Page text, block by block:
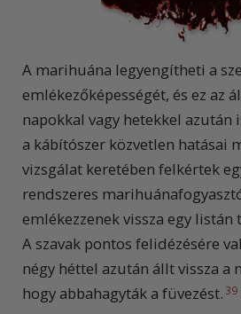
A marihuána legyengítheti a
emlékezőképességét, és ez az
napokkal vagy hetekkel azután
a kábítószer közvetlen hatásai
vizsgálat keretében felkértek
rendszeres
emlékezzenek vissza egy listán
A szavak pontos felidézésére
négy héttel azután állt vissza a
hogy abbahagyták a füvezést. 39